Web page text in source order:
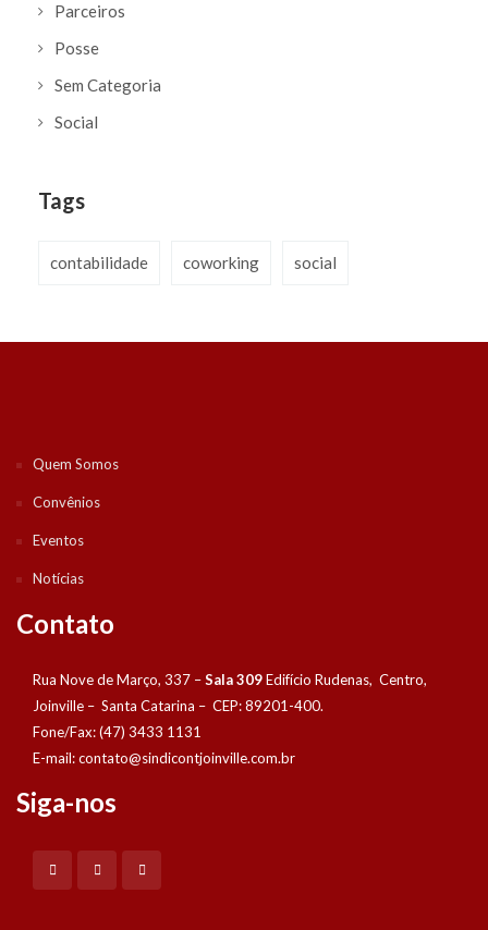
Parceiros
Posse
Sem Categoria
Social
Tags
contabilidade coworking social
Quem Somos
Convênios
Eventos
Notícias
Contato
Rua Nove de Março, 337 –Sala 309Edifício Rudenas, Centro,
Joinville – Santa Catarina – CEP: 89201-400.
Fone/Fax: (47) 3433 1131
E-mail:contato@sindicontjoinville.com.br
Siga-nos